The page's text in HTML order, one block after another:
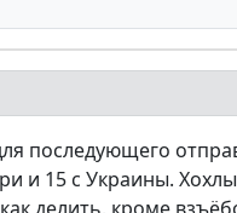
последующего
и 15 с Украины.